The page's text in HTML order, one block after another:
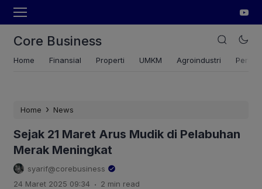
Core Business
Home Finansial Properti UMKM Agroindustri
Home › News
Sejak 21 Maret Arus Mudik di Pelabuhan
Merak Meningkat
syarif@corebusiness
24 Maret 2025 09:34 . 2 min read